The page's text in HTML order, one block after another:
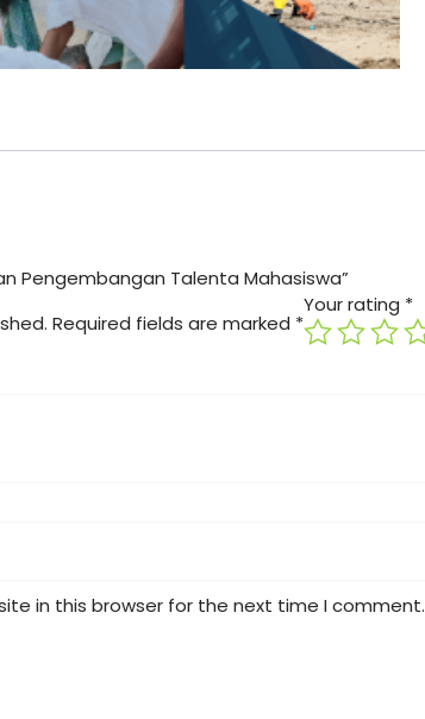
Pengembangan Talenta Mahasiswa”
Required fields are marked *
Your rating *
in this browser for the next time I comment.